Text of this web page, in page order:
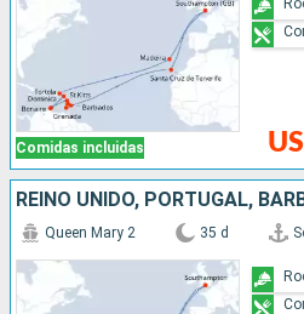
Comidas incluidas
Queen Mary 2 35 d